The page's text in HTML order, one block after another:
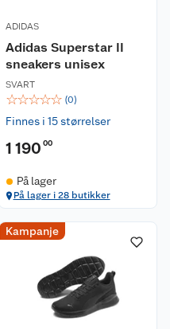
ADIDAS
Adidas Superstar II
sneakers unisex
SVART
☆☆☆☆☆ (0)
Finnes i 15 størrelser
1 190 00
På lager
På lager i 28 butikker
Kampanje